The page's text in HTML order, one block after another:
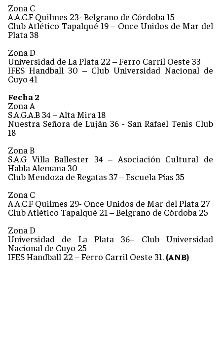
Zona C
A.A.C.F Quilmes 23- Belgrano de Córdoba 15
Club Atlético Tapalqué 19 – Once Unidos de Mar del
Plata 38
Zona D
Universidad de La Plata 22 – Ferro Carril Oeste 33
IFES Handball 30 – Club Universidad Nacional de
Cuyo 41
Fecha 2
Zona A
S.A.G.A.B 34 – Alta Mira 18
Nuestra Señora de Luján 36 - San Rafael Tenis Club
18
Zona B
S.A.G Villa Ballester 34 – Asociación Cultural de
Habla Alemana 30
Club Mendoza de Regatas 37 – Escuela Pías 35
Zona C
A.A.C.F Quilmes 29- Once Unidos de Mar del Plata 27
Club Atlético Tapalqué 21 – Belgrano de Córdoba 25
Zona D
Universidad de La Plata 36– Club Universidad
Nacional de Cuyo 25
IFES Handball 22 – Ferro Carril Oeste 31. (ANB)